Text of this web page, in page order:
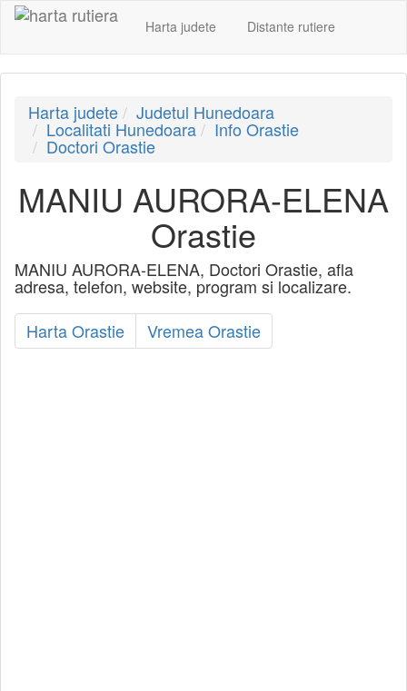
Harta judete Distante rutiere
Harta judete Judetul Hunedoara
Localitati Hunedoara Info Orastie
Doctori Orastie
MANIU AURORA-ELENA
Orastie
MANIU AURORA-ELENA, Doctori Orastie, afla
adresa, telefon, website, program si localizare.
Harta Orastie
Vremea Orastie